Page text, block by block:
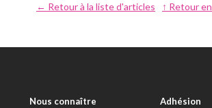
← Retour à la liste d'articles ↑ Retour
Nous connaître Adhésion